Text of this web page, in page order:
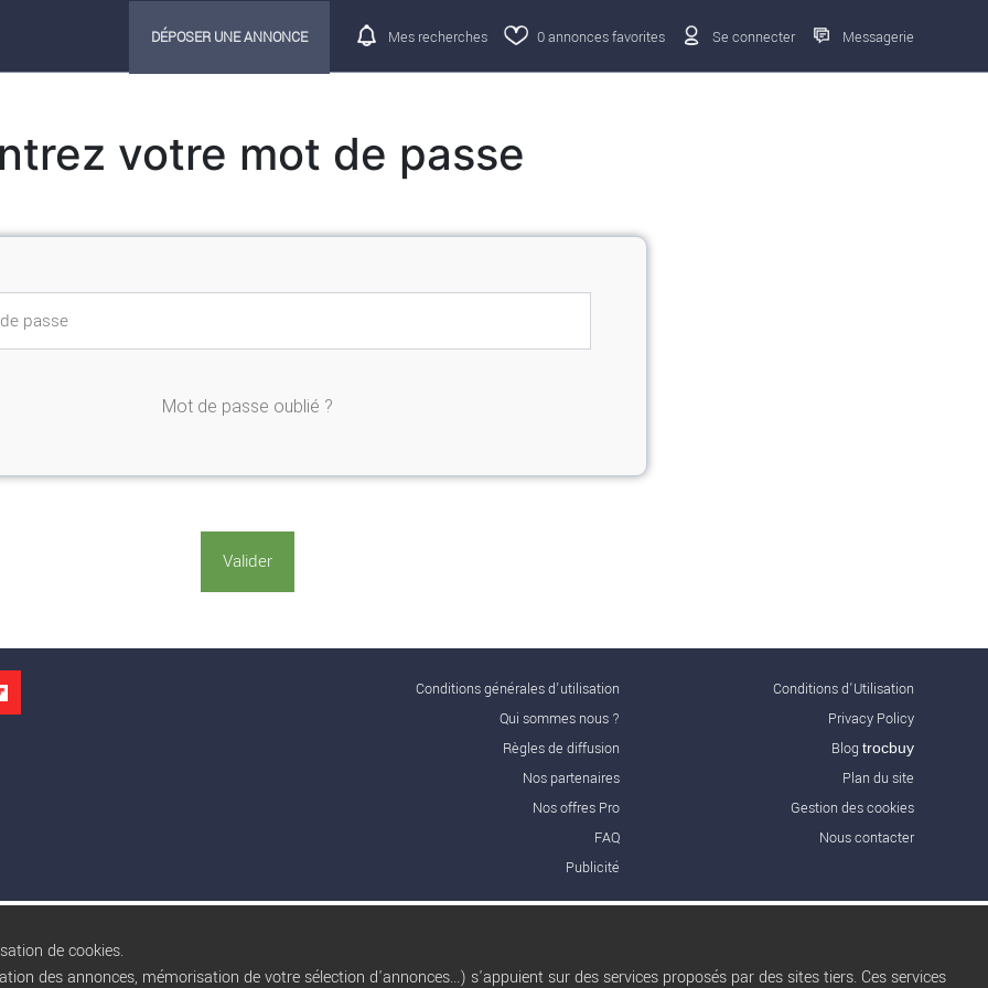
DÉPOSER UNE ANNONCE Mes recherches 0annonces favorites Se connecter Messagerie
votre mot de passe
Mot de passe oublié ?
Conditions générales d'utilisation
Qui sommes nous ?
Règles de diffusion
Nos partenaires
Nos offres Pro
FAQ
Publicité
Conditions d’Utilisation
Privacy Policy
Blog trocbuy
Plan du site
Gestion des cookies
Nous contacter
de cookies.
des annonces, mémorisation de votre sélection d'annonces...) s'appuient sur des services proposés par des sites tiers. Ces services